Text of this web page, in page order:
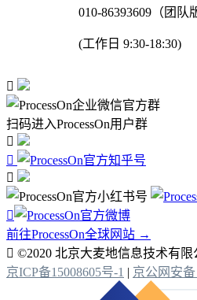
010-86393609（团队
(工作日 9:30-18:30)

扫码进入ProcessOn用户群




前往ProcessOn全球网站 →
 ©2020 北京大麦地信息技术有限
京ICP备15008605号-1 | 京公网安备